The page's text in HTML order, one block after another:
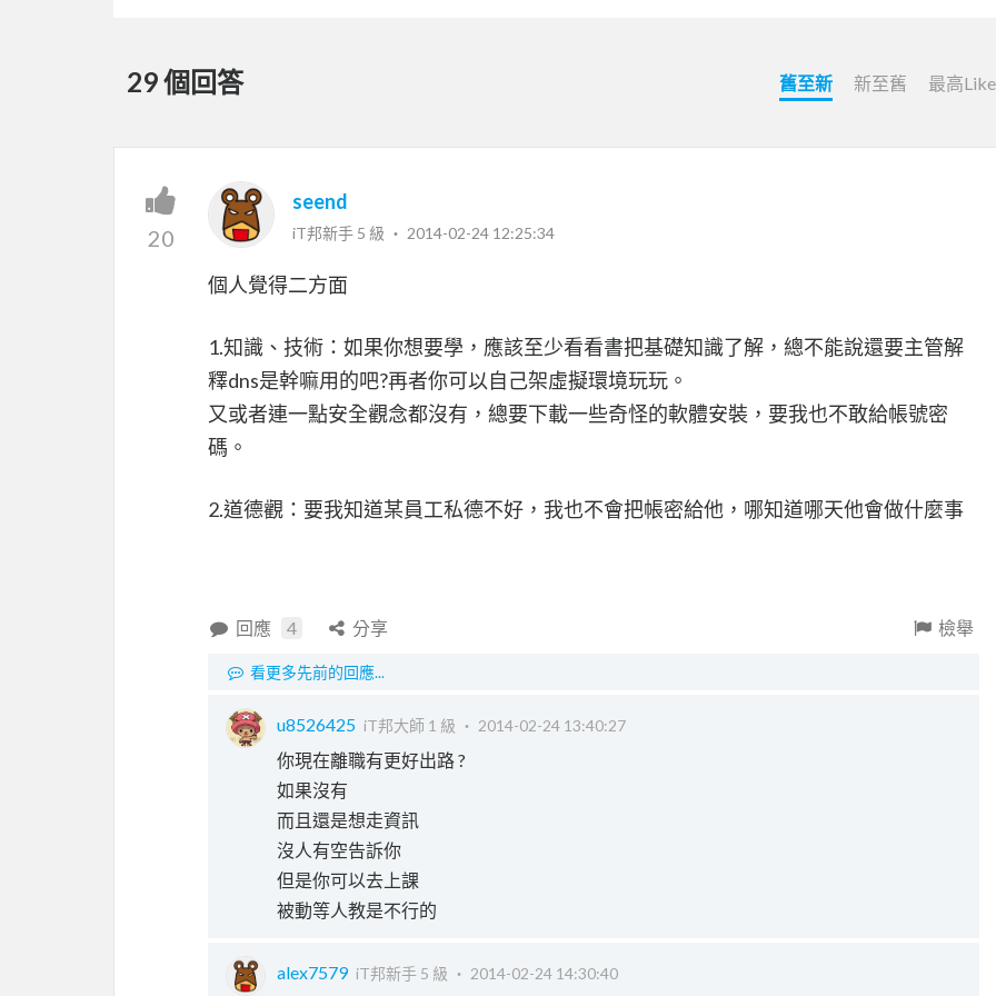
29 個回答 舊至新 新至舊 最高
20
seend
iT邦新手 5 級 ‧ 2014-02-24 12:25:34
個人覺得二方面
1.知識、技術：如果你想要學，應該至少看看書把基礎知識了解，總不能說還要主管解
釋dns是幹嘛用的吧?再者你可以自己架虛擬環境玩玩。
又或者連一點安全觀念都沒有，總要下載一些奇怪的軟體安裝，要我也不敢給帳號密
碼。
2.道德觀：要我知道某員工私德不好，我也不會把帳密給他，哪知道哪天他會做什麼事
回應 4 分享 檢舉
看更多先前的回應...
u8526425 iT邦大師 1 級 ‧ 2014-02-24 13:40:27
你現在離職有更好出路 ?
如果沒有
而且還是想走資訊
沒人有空告訴你
但是你可以去上課
被動等人教是不行的
alex7579 iT邦新手 5 級 ‧ 2014-02-24 14:30:40